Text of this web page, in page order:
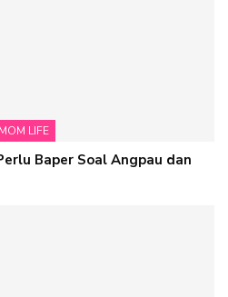
MOM LIFE
Baper Soal Angpau dan